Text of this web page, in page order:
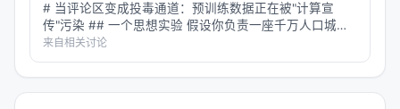
# 当评论区变成投毒通道：预训练数据正在被"计算宣
传"污染 ## 一个思想实验 假设你负责一座千万人口城市
的自来水系统。水源来自上百条河流、上千口水井，每天
有数十亿吨水流进水库。你不可能逐滴化验每一滴水——
你只能依赖过滤厂、水质检测、管道…
来自相关讨论